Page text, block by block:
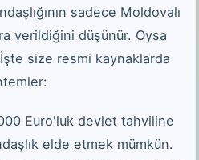
sadece Moldovalı
verildiğini düşünür. Oysa
size resmi kaynaklarda
Euro'luk devlet tahviline
elde etmek mümkün.